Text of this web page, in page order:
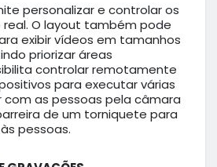
personalizar e controlar os
O layout também pode
exibir vídeos em tamanhos
priorizar áreas
controlar remotamente
para executar várias
as pessoas pela câmara
de um torniquete para
pessoas.